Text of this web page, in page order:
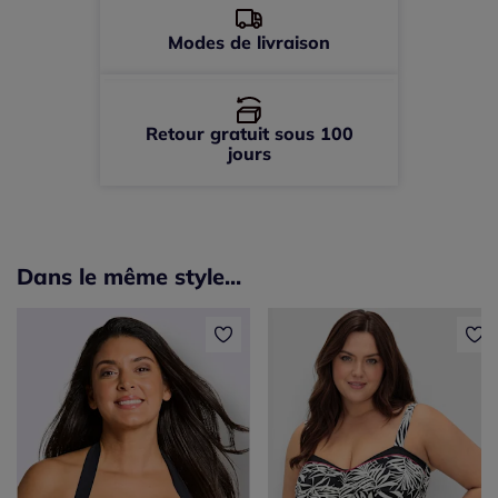
Modes de livraison
Retour gratuit sous 100
jours
Dans le même style...